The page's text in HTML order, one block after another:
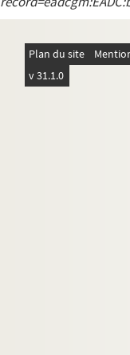
Plan du site
v 31.1.0